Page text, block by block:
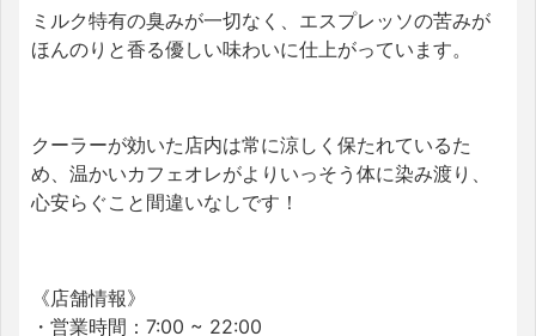
ミルク特有の臭みが一切なく、エスプレッソの苦みが
ほんのりと香る優しい味わいに仕上がっています。
クーラーが効いた店内は常に涼しく保たれているた
め、温かいカフェオレがよりいっそう体に染み渡り、
心安らぐこと間違いなしです！
《店舗情報》
・営業時間：7:00 ~ 22:00